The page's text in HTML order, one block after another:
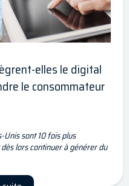
elles le digital
le consommateur
sont 10 fois plus
lors continuer à générer du